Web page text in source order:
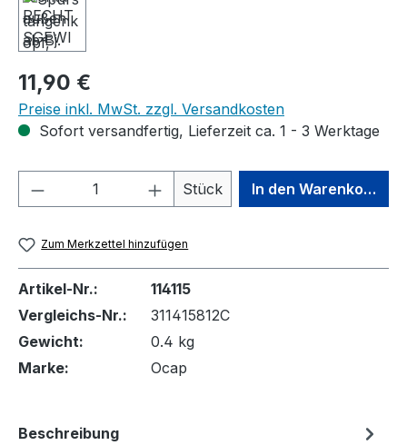
Regulärer Preis:
11,90 €
Preise inkl. MwSt. zzgl. Versandkosten
Sofort versandfertig, Lieferzeit ca. 1 - 3 Werktage
Produkt Anzahl: Gib den
Stück In den Warenkorb
Zum Merkzettel hinzufügen
Artikel-Nr.:
114115
Vergleichs-Nr.:
311415812C
Gewicht:
0.4 kg
Marke:
Ocap
Beschreibung